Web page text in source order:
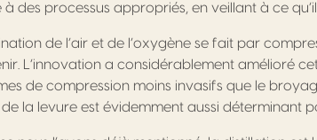
des processus appropriés, en veillant à ce qu’il
de l’air et de l’oxygène se fait par
L’innovation a considérablement amélioré
de compression moins invasifs que le
la levure est évidemment aussi déterminant